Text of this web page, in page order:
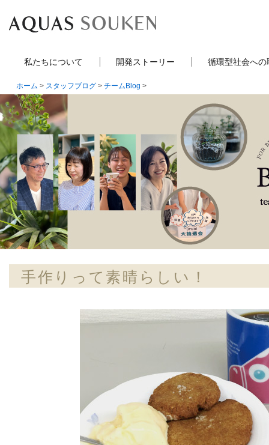
私たちについて 開発ストーリー 循環型社会への
ホーム > スタッフブログ > チームBlog >
手作りって素晴らしい！